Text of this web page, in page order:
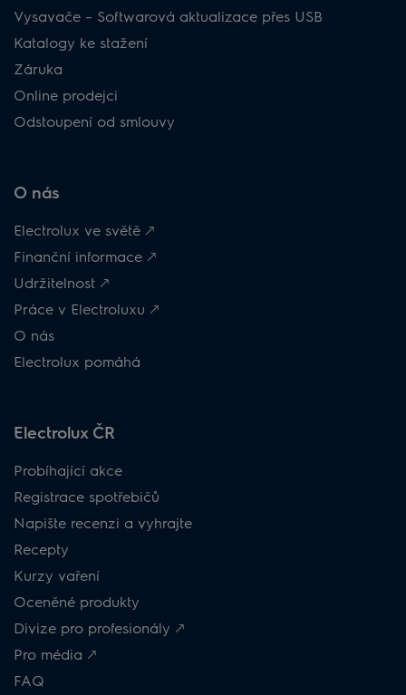
Vysavače – Softwarová aktualizace přes USB
Katalogy ke stažení
Záruka
Online prodejci
Odstoupení od smlouvy
O nás
Electrolux ve světě 🡕
Finanční informace 🡕
Udržitelnost 🡕
Práce v Electroluxu 🡕
O nás
Electrolux pomáhá
Electrolux ČR
Probíhající akce
Registrace spotřebičů
Napište recenzi a vyhrajte
Recepty
Kurzy vaření
Oceněné produkty
Divize pro profesionály 🡕
Pro média 🡕
FAQ